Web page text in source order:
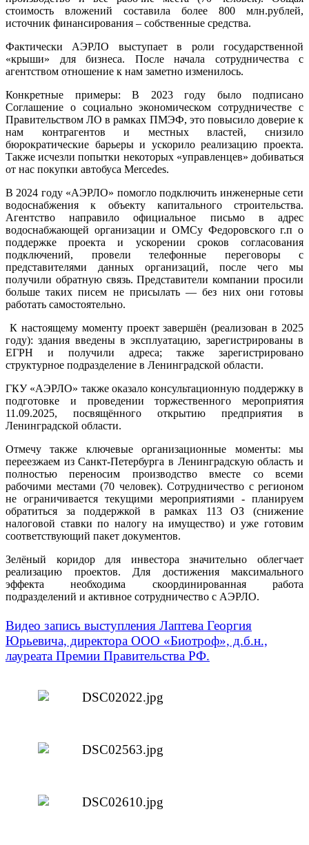
стоимость вложений составила более 800 млн.рублей,
источник финансирования – собственные средства.
Фактически АЭРЛО выступает в роли государственной
«крыши» для бизнеса. После начала сотрудничества с
агентством отношение к нам заметно изменилось.
Конкретные примеры: В 2023 году было подписано
Соглашение о социально экономическом сотрудничестве с
Правительством ЛО в рамках ПМЭФ, это повысило доверие к
нам контрагентов и местных властей, снизило
бюрократические барьеры и ускорило реализацию проекта.
Также исчезли попытки некоторых «управленцев» добиваться
от нас покупки автобуса Mercedes.
В 2024 году «АЭРЛО» помогло подключить инженерные сети
водоснабжения к объекту капитального строительства.
Агентство направило официальное письмо в адрес
водоснабжающей организации и ОМСу Федоровского г.п о
поддержке проекта и ускорении сроков согласования
подключений, провели телефонные переговоры с
представителями данных организаций, после чего мы
получили обратную связь. Представители компании просили
больше таких писем не присылать — без них они готовы
работать самостоятельно.
К настоящему моменту проект завершён (реализован в 2025
году): здания введены в эксплуатацию, зарегистрированы в
ЕГРН и получили адреса; также зарегистрировано
структурное подразделение в Ленинградской области.
ГКУ «АЭРЛО» также оказало консультационную поддержку в
подготовке и проведении торжественного мероприятия
11.09.2025, посвящённого открытию предприятия в
Ленинградской области.
Отмечу также ключевые организационные моменты: мы
переезжаем из Санкт-Петербурга в Ленинградскую область и
полностью переносим производство вместе со всеми
рабочими местами (70 человек). Сотрудничество с регионом
не ограничивается текущими мероприятиями - планируем
обратиться за поддержкой в рамках 113 ОЗ (снижение
налоговой ставки по налогу на имущество) и уже готовим
соответствующий пакет документов.
Зелёный коридор для инвестора значительно облегчает
реализацию проектов. Для достижения максимального
эффекта необходима скоординированная работа
подразделений и активное сотрудничество с АЭРЛО.
Видео запись выступления Лаптева Георгия
Юрьевича, директора ООО «Биотроф», д.б.н.,
лауреата Премии Правительства РФ.